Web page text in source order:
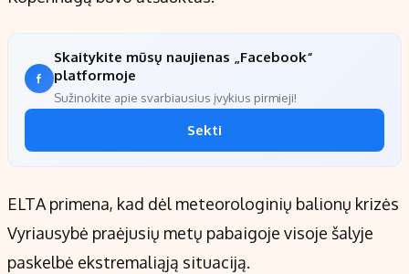
Skaitykite mūsų naujienas „Facebook“
platformoje
Sužinokite apie svarbiausius įvykius pirmieji!
Sekti
ELTA primena, kad dėl meteorologinių balionų krizės
Vyriausybė praėjusių metų pabaigoje visoje šalyje
paskelbė ekstremaliąją situaciją.